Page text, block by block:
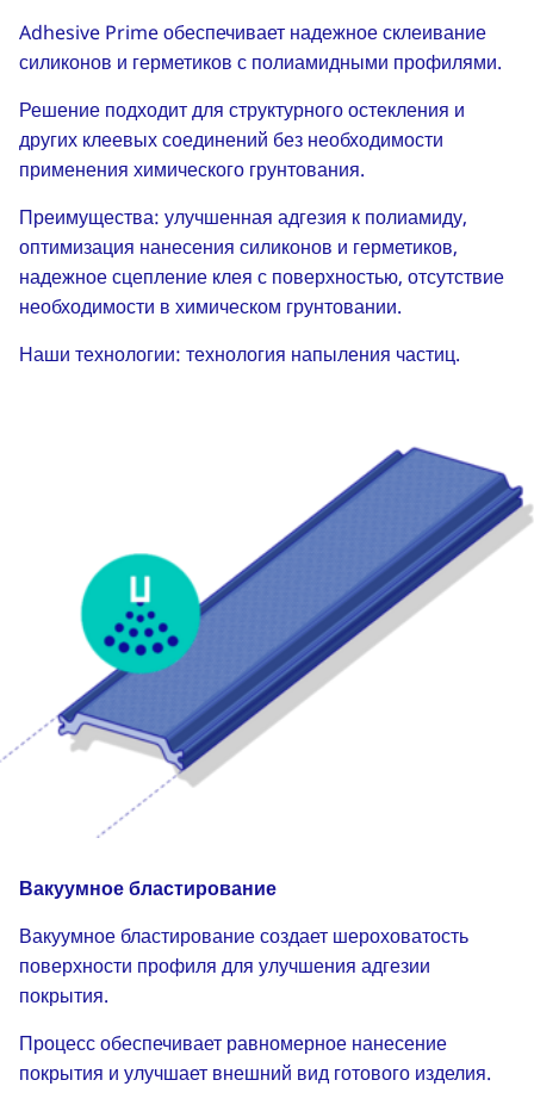
Adhesive Prime обеспечивает надежное склеивание
силиконов и герметиков с полиамидными профилями.
Решение подходит для структурного остекления и
других клеевых соединений без необходимости
применения химического грунтования.
Преимущества: улучшенная адгезия к полиамиду,
оптимизация нанесения силиконов и герметиков,
надежное сцепление клея с поверхностью, отсутствие
необходимости в химическом грунтовании.
Наши технологии: технология напыления частиц.
Вакуумное бластирование
Вакуумное бластирование создает шероховатость
поверхности профиля для улучшения адгезии
покрытия.
Процесс обеспечивает равномерное нанесение
покрытия и улучшает внешний вид готового изделия.